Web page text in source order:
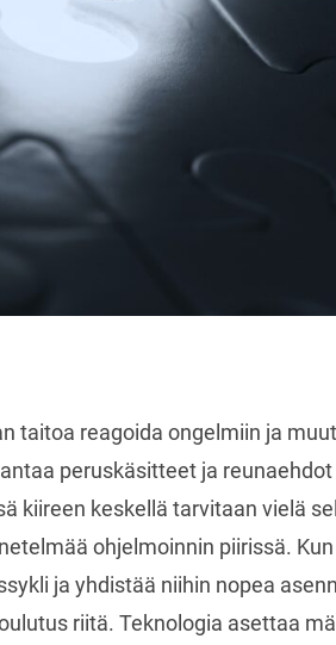
taitoa reagoida ongelmiin ja
peruskäsitteet ja
kiireen keskellä tarvitaan vielä
ohjelmoinnin piirissä.
ja yhdistää niihin nopea
riitä. Teknologia asettaa